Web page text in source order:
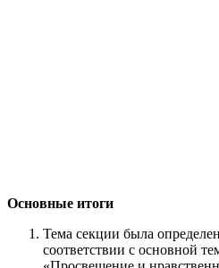
Основные итоги
Тема секции была
соответствии с основной